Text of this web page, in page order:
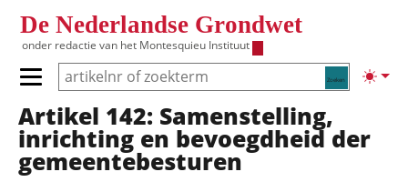
De Nederlandse Grondwet
onder redactie van het Montesquieu Instituut
Zoeken
Primair menu tonen/verbergen
Hoofdnavigatie
Artikel 142: Samenstelling,
inrichting en bevoegdheid der
gemeentebesturen